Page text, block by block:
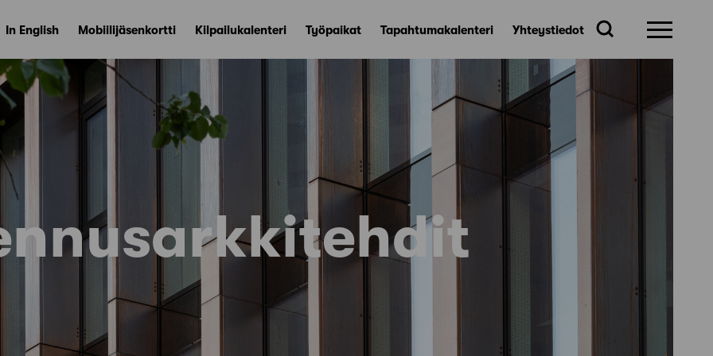
In English Mobiilijäsenkortti Kilpailukalenteri Työpaikat Tapahtumakalenteri Yhteystiedot